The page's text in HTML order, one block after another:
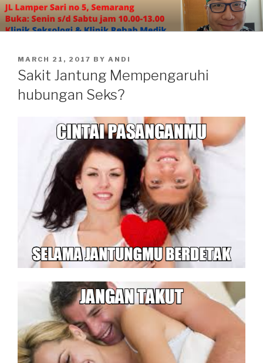
Skip
to
content
POSTED
ON
MARCH 21, 2017 BY ANDI
Sakit Jantung Mempengaruhi
hubungan Seks?